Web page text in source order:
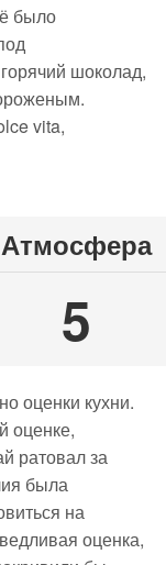
было
шоколад,
vita,
Атмосфера
5
оценки кухни.
оценке,
ратовал за
была
на
оценка,